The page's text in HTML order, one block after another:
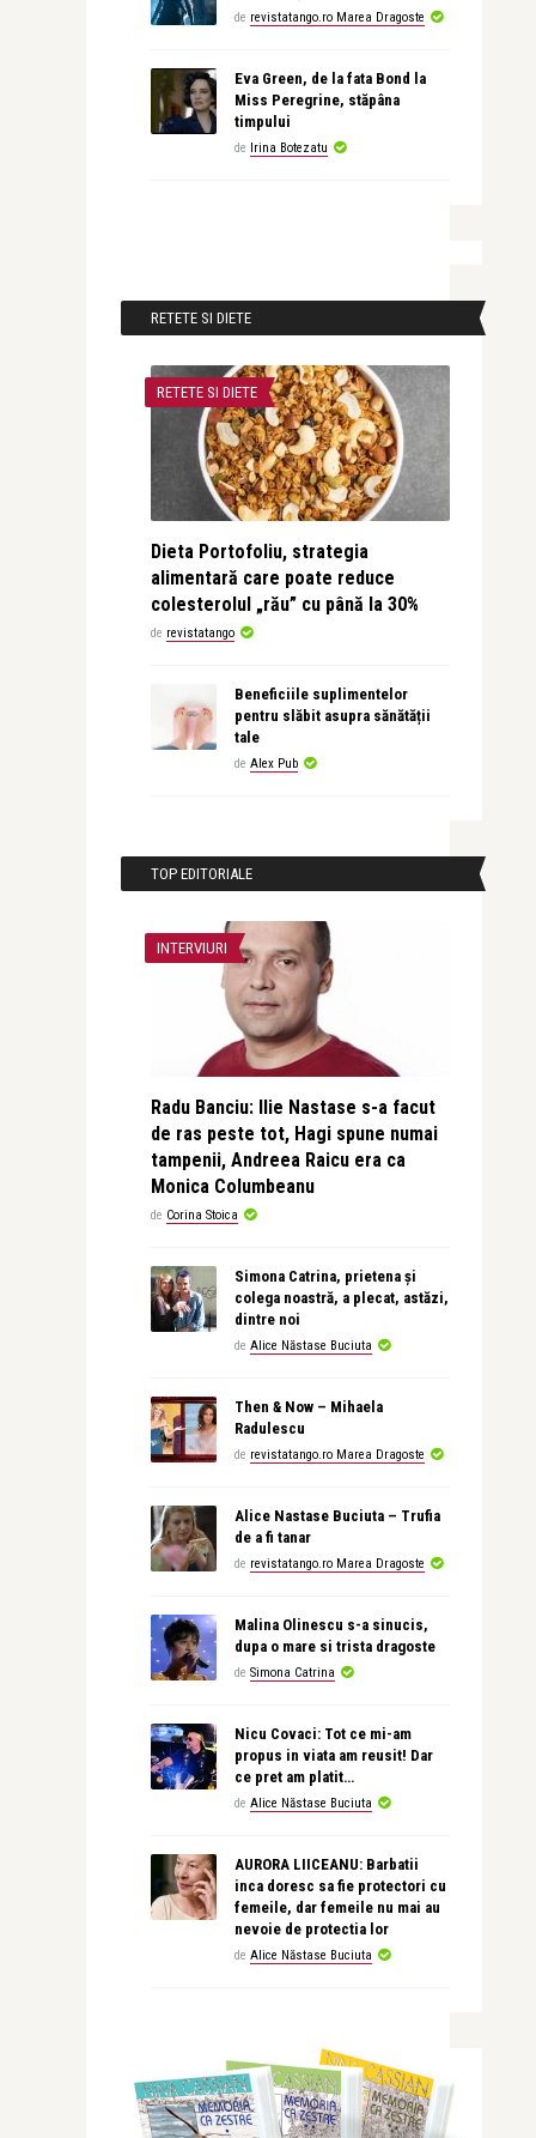
de revistatango.ro Marea Dragoste
Eva Green, de la fata Bond la
Miss Peregrine, stăpâna
timpului
de Irina Botezatu
RETETE SI DIETE
RETETE SI DIETE
Dieta Portofoliu, strategia
alimentară care poate reduce
colesterolul „rău” cu până la 30%
de revistatango
Beneficiile suplimentelor
pentru slăbit asupra sănătății
tale
de Alex Pub
TOP EDITORIALE
INTERVIURI
Radu Banciu: Ilie Nastase s-a facut
de ras peste tot, Hagi spune numai
tampenii, Andreea Raicu era ca
Monica Columbeanu
de Corina Stoica
Simona Catrina, prietena și
colega noastră, a plecat, astăzi,
dintre noi
de Alice Năstase Buciuta
Then & Now – Mihaela
Radulescu
de revistatango.ro Marea Dragoste
Alice Nastase Buciuta – Trufia
de a fi tanar
de revistatango.ro Marea Dragoste
Malina Olinescu s-a sinucis,
dupa o mare si trista dragoste
de Simona Catrina
Nicu Covaci: Tot ce mi-am
propus in viata am reusit! Dar
ce pret am platit…
de Alice Năstase Buciuta
AURORA LIICEANU: Barbatii
inca doresc sa fie protectori cu
femeile, dar femeile nu mai au
nevoie de protectia lor
de Alice Năstase Buciuta